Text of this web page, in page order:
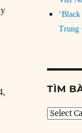
Trung
TÌM
Tìm